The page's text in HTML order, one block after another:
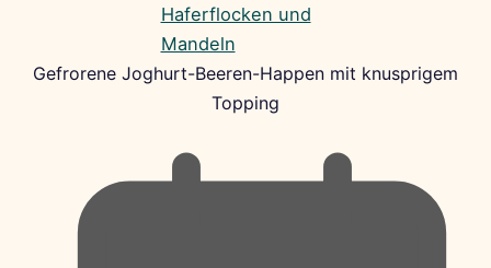
Gefrorene Joghurt-Beeren-Happen mit knusprigem
Topping